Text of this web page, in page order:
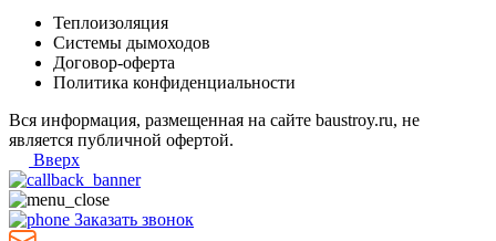
Теплоизоляция
Системы дымоходов
Договор-оферта
Политика конфиденциальности
Вся информация, размещенная на сайте baustroy.ru, не
является публичной офертой.
Вверх
Заказать звонок